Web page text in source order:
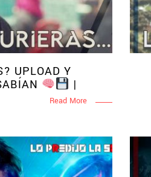
UPLOAD Y
|
Read More